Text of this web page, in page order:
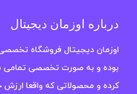
درباره اوزمان دیجیتال
اوزمان دیجیتال فروشگاه
بوده و به صورت تخصصی تمامی
کرده و محصولاتی که واقعا ارزش